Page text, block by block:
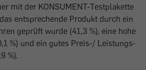
mit der KONSUMENT-Testplakette
entsprechende Produkt durch ein
geprüft wurde (41,3 %), eine hohe
%) und ein gutes Preis-/ Leistungs-
%).